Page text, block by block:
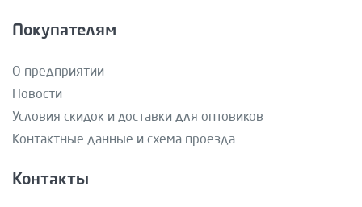
Покупателям
О предприятии
Новости
Условия скидок и доставки для оптовиков
Контактные данные и схема проезда
Контакты